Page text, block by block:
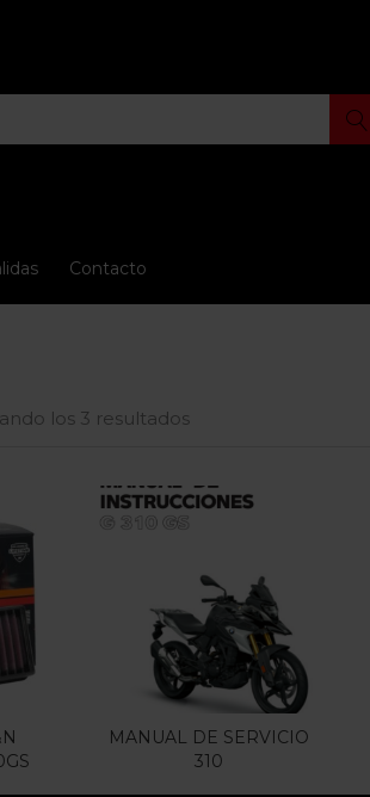
Contacto
$260.000
los 3 resultados
MANUAL DE SERVICIO
310